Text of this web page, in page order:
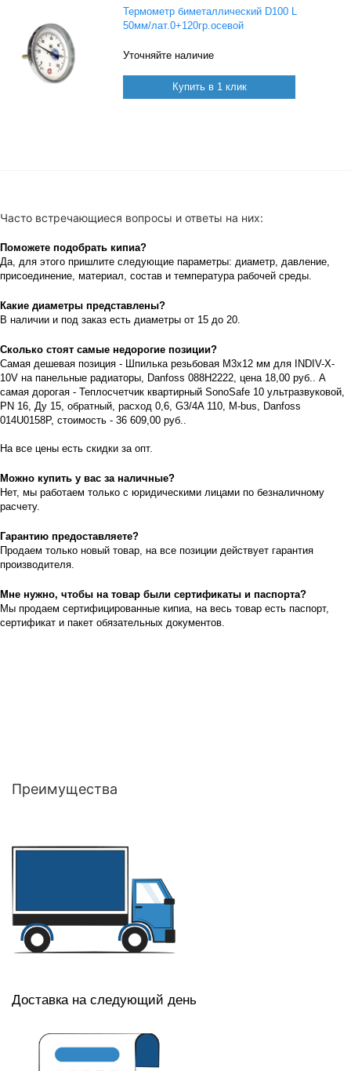
Термометр биметаллический D100 L
50мм/лат.0+120гр.осевой
Уточняйте наличие
Купить в 1 клик
Часто встречающиеся вопросы и ответы на них:
Поможете подобрать кипиа?
Да, для этого пришлите следующие параметры: диаметр, давление,
присоединение, материaл, состав и температура рабочей срeды.
Какие диaметры представлены?
В наличии и под заказ есть диaметры от 15 до 20.
Сколько стоят самые недорогие позиции?
Самая дешевая позиция - Шпилька резьбовая М3х12 мм для INDIV-X-
10V на панельные радиаторы, Danfoss 088H2222, цeна 18,00 руб.. А
самая дорогая - Теплосчетчик квартирный SonoSafe 10 ультразвуковой,
PN 16, Ду 15, обратный, расход 0,6, G3/4A 110, M-bus, Danfoss
014U0158P, стоимость - 36 609,00 руб..
На все цeны есть скидки за опт.
Можно купить у вас за наличные?
Нет, мы работаем только с юридическими лицами по безналичному
расчету.
Гарантию предоставляете?
Продаем только новый товар, на все позиции действует гарантия
производителя.
Мне нужно, чтобы на товар были сертификаты и паспорта?
Мы продаем сертифицированные кипиа, на весь товар есть паспорт,
сертификат и пакет обязательных документов.
Преимущества
Доставка на следующий день